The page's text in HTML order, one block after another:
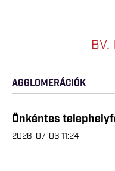
BV.
AGGLOMERÁCIÓK
Önkéntes
2026-07-06 11:24